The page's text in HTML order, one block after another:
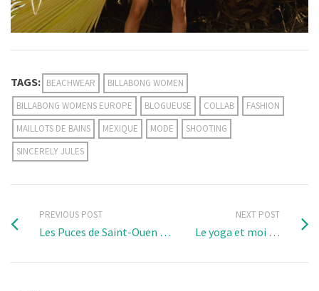
TAGS: BEACHWEAR
BILLABONG WOMEN
BILLABONG WOMENS EUROPE
BLOGUEUSE COLLAB
FASHION
MAILLOTS DE BAINS
MEXIQUE MODE
SHOOTING
SINCERELY JULES
PREVIOUS POST
Les Puces de Saint-Ouen …
NEXT POST
Le yoga et moi …